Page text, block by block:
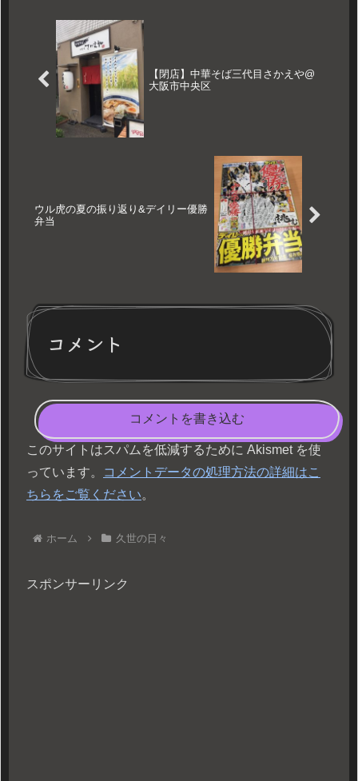
【閉店】中華そば三代目さかえや@
大阪市中央区
ウル虎の夏の振り返り&デイリー優勝
弁当
コメント
コメントを書き込む
このサイトはスパムを低減するために Akismet を使
っています。
コメントデータの処理方法の詳細はこ
ちらをご覧ください。
ホーム 久世の日々
スポンサーリンク